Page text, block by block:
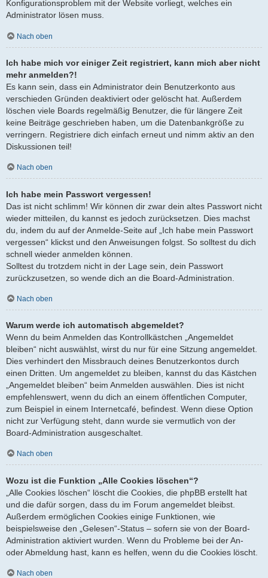
Konfigurationsproblem mit der Website vorliegt, welches ein
Administrator lösen muss.
Nach oben
Ich habe mich vor einiger Zeit registriert, kann mich aber nicht
mehr anmelden?!
Es kann sein, dass ein Administrator dein Benutzerkonto aus
verschieden Gründen deaktiviert oder gelöscht hat. Außerdem
löschen viele Boards regelmäßig Benutzer, die für längere Zeit
keine Beiträge geschrieben haben, um die Datenbankgröße zu
verringern. Registriere dich einfach erneut und nimm aktiv an den
Diskussionen teil!
Nach oben
Ich habe mein Passwort vergessen!
Das ist nicht schlimm! Wir können dir zwar dein altes Passwort nicht
wieder mitteilen, du kannst es jedoch zurücksetzen. Dies machst
du, indem du auf der Anmelde-Seite auf „Ich habe mein Passwort
vergessen“ klickst und den Anweisungen folgst. So solltest du dich
schnell wieder anmelden können.
Solltest du trotzdem nicht in der Lage sein, dein Passwort
zurückzusetzen, so wende dich an die Board-Administration.
Nach oben
Warum werde ich automatisch abgemeldet?
Wenn du beim Anmelden das Kontrollkästchen „Angemeldet
bleiben“ nicht auswählst, wirst du nur für eine Sitzung angemeldet.
Dies verhindert den Missbrauch deines Benutzerkontos durch
einen Dritten. Um angemeldet zu bleiben, kannst du das Kästchen
„Angemeldet bleiben“ beim Anmelden auswählen. Dies ist nicht
empfehlenswert, wenn du dich an einem öffentlichen Computer,
zum Beispiel in einem Internetcafé, befindest. Wenn diese Option
nicht zur Verfügung steht, dann wurde sie vermutlich von der
Board-Administration ausgeschaltet.
Nach oben
Wozu ist die Funktion „Alle Cookies löschen“?
„Alle Cookies löschen“ löscht die Cookies, die phpBB erstellt hat
und die dafür sorgen, dass du im Forum angemeldet bleibst.
Außerdem ermöglichen Cookies einige Funktionen, wie
beispielsweise den „Gelesen“-Status – sofern sie von der Board-
Administration aktiviert wurden. Wenn du Probleme bei der An-
oder Abmeldung hast, kann es helfen, wenn du die Cookies löscht.
Nach oben